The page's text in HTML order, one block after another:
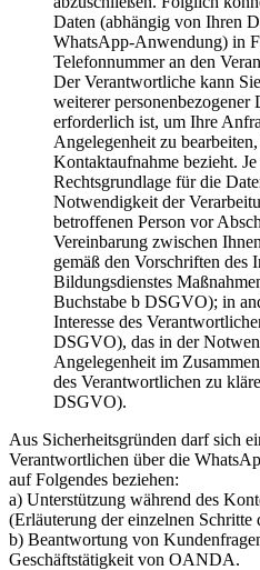
Daten (abhängig von Ihren
WhatsApp-Anwendung) in
Telefonnummer an den
Der Verantwortliche kann
weiterer personenbezogener
erforderlich ist, um Ihre
Angelegenheit zu
Kontaktaufnahme bezieht.
Rechtsgrundlage für die
Notwendigkeit der
betroffenen Person vor
Vereinbarung zwischen
gemäß den Vorschriften des
Bildungsdienstes
Buchstabe b DSGVO); in
Interesse des
DSGVO), das in der
Angelegenheit im
des Verantwortlichen zu
DSGVO).
Aus Sicherheitsgründen darf sich
Verantwortlichen über die
auf Folgendes beziehen:
a) Unterstützung während des
(Erläuterung der einzelnen Schritte
b) Beantwortung von
Geschäftstätigkeit von OANDA.